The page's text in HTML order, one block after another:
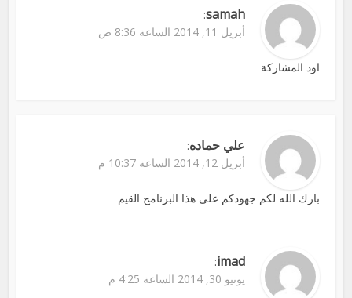
samah
:
أبريل 11, 2014 الساعة 8:36 ص
اود المشاركة
علي حماده:
أبريل 12, 2014 الساعة 10:37 م
بارك الله لكم جهودكم على هذا البرنامج القيم
imad
:
يونيو 30, 2014 الساعة 4:25 م